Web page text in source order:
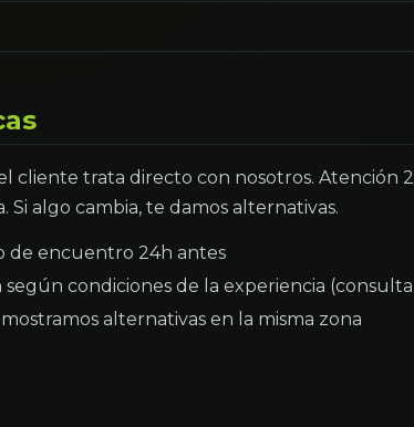
cliente trata directo con nosotros. Atención
Si algo cambia, te damos alternativas.
de encuentro 24h antes
condiciones de la experiencia
alternativas en la misma zona